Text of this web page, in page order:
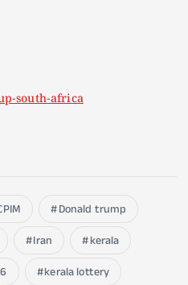
south-africa
Donald trump
Iran
kerala
kerala lottery